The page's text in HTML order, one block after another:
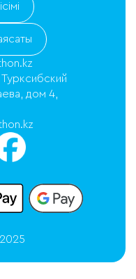
Турксибский
дом 4,